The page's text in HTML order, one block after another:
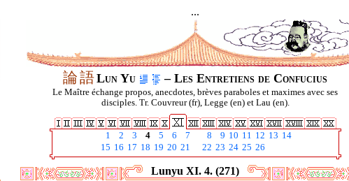
...
論語Lun Yu – Les Entretiens de Confucius
Le Maître échange propos, anecdotes, brèves paraboles et maximes avec ses
disciples. Tr. Couvreur (fr), Legge (en) et Lau (en).
1 2 3 4 5 6 7 8 9 10 11 12 13 14
15 16 17 18 19 20 21 22 23 24 25 26
Lunyu XI. 4. (271)